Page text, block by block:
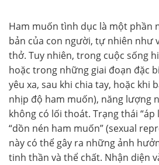
Ham muốn tình dục là một phần
bản của con người, tự nhiên như
thở. Tuy nhiên, trong cuộc sống
hoặc trong những giai đoạn đặc
yêu xa, sau khi chia tay, hoặc khi
nhịp độ ham muốn), năng lượng
không có lối thoát. Trạng thái “áp
“dồn nén ham muốn” (sexual
này có thể gây ra những ảnh
tinh thần và thể chất. Nhận diện